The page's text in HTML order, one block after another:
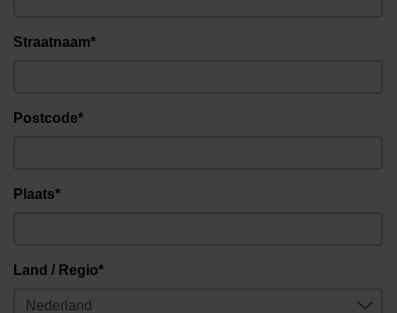
Straatnaam*
Postcode*
Plaats*
Land / Regio*